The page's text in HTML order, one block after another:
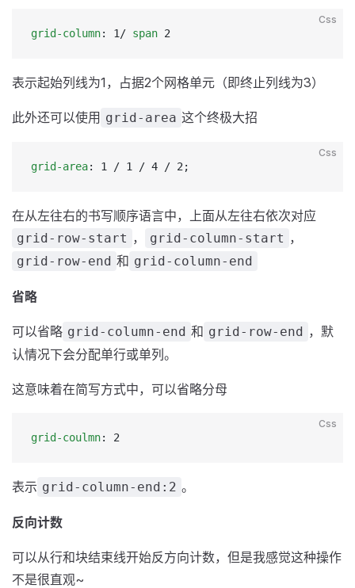
Css
grid-column: 1/ span 2
表示起始列线为1，占据2个网格单元（即终止列线为3）
此外还可以使用 grid-area 这个终极大招
Css
grid-area: 1 / 1 / 4 / 2;
在从左往右的书写顺序语言中，上面从左往右依次对应
grid-row-start ， grid-column-start ，
grid-row-end 和 grid-column-end
省略
可以省略 grid-column-end 和 grid-row-end ，默
认情况下会分配单行或单列。
这意味着在简写方式中，可以省略分母
Css
grid-coulmn: 2
表示 grid-column-end:2 。
反向计数
可以从行和块结束线开始反方向计数，但是我感觉这种操作
不是很直观~